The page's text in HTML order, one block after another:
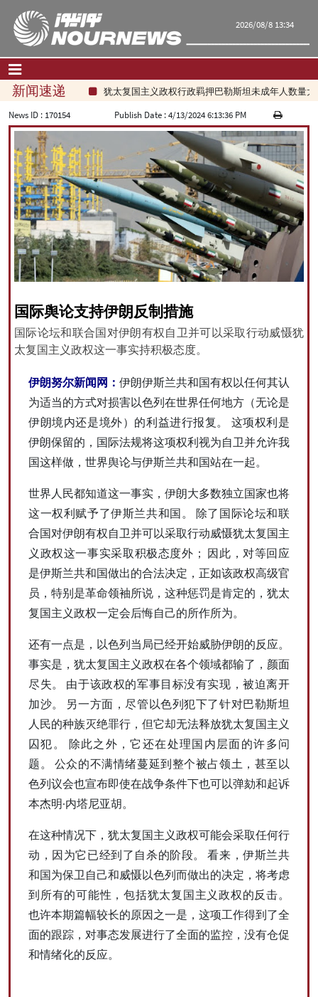
2026/08/8 13:34
首页 联系我们|关于我们
要闻
评论频道
政治
经济
文化.社会
世界
旅游
|فارسی|English|العربیه|
|עברית| русский| 中文 |
All rights reserved for NourNews
Copyright © 2021 www.nournews.ir
新闻速递
犹太复国主义政权行政羁押巴勒斯坦未成年人数量大幅
News ID : 170154 Publish Date :4/13/2024 6:13:36 PM
国际舆论支持伊朗反制措施
国际论坛和联合国对伊朗有权自卫并可以采取行动威慑犹
太复国主义政权这一事实持积极态度。
伊朗努尔新闻网： 伊朗伊斯兰共和国有权以任何其认
为适当的方式对损害以色列在世界任何地方（无论是
伊朗境内还是境外）的利益进行报复。 这项权利是
伊朗保留的，国际法规将这项权利视为自卫并允许我
国这样做，世界舆论与伊斯兰共和国站在一起。
世界人民都知道这一事实，伊朗大多数独立国家也将
这一权利赋予了伊斯兰共和国。 除了国际论坛和联
合国对伊朗有权自卫并可以采取行动威慑犹太复国主
义政权这一事实采取积极态度外； 因此，对等回应
是伊斯兰共和国做出的合法决定，正如该政权高级官
员，特别是革命领袖所说，这种惩罚是肯定的，犹太
复国主义政权一定会后悔自己的所作所为。
还有一点是，以色列当局已经开始威胁伊朗的反应。
事实是，犹太复国主义政权在各个领域都输了，颜面
尽失。 由于该政权的军事目标没有实现，被迫离开
加沙。 另一方面，尽管以色列犯下了针对巴勒斯坦
人民的种族灭绝罪行，但它却无法释放犹太复国主义
囚犯。 除此之外，它还在处理国内层面的许多问
题。 公众的不满情绪蔓延到整个被占领土，甚至以
色列议会也宣布即使在战争条件下也可以弹劾和起诉
本杰明·内塔尼亚胡。
在这种情况下，犹太复国主义政权可能会采取任何行
动，因为它已经到了自杀的阶段。 看来，伊斯兰共
和国为保卫自己和威慑以色列而做出的决定，将考虑
到所有的可能性，包括犹太复国主义政权的反击。
也许本期篇幅较长的原因之一是，这项工作得到了全
面的跟踪，对事态发展进行了全面的监控，没有仓促
和情绪化的反应。